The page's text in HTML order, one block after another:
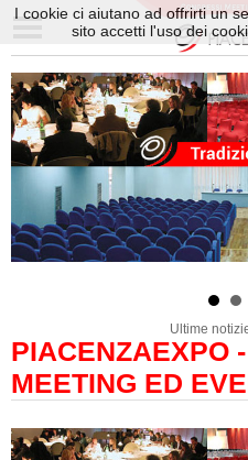
Ultime
PIACENZAEXPO
MEETING ED
I cookie ci aiutano ad offrirti un
sito accetti l'uso dei